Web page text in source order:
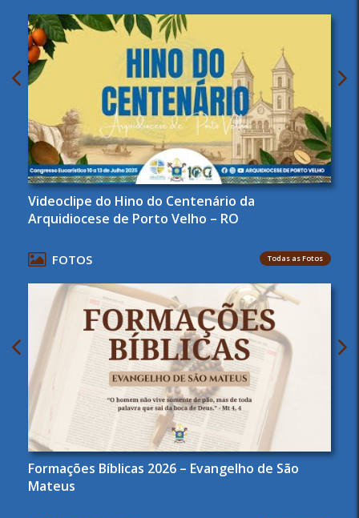
Videoclipe do Hino do Centenário da
Arquidiocese de Porto Velho – RO
FOTOS Todas as Fotos
Formações Bíblicas 2026 – Evangelho de São
Mateus